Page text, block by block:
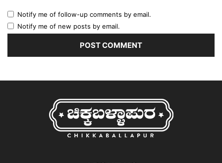
Notify me of follow-up comments by email.
Notify me of new posts by email.